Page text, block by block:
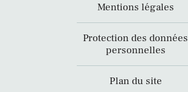
Mentions légales
Protection des données
personnelles
Plan du site